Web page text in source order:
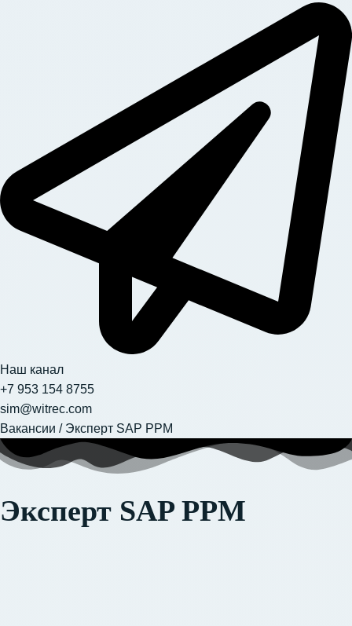
Наш канал
+7 953 154 8755
sim@witrec.com
Вакансии / Эксперт SAP PPM
Эксперт SAP PPM